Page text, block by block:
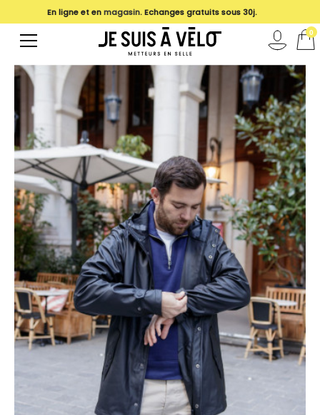
En ligne et enmagasin. Echanges gratuits sous 30j.
0